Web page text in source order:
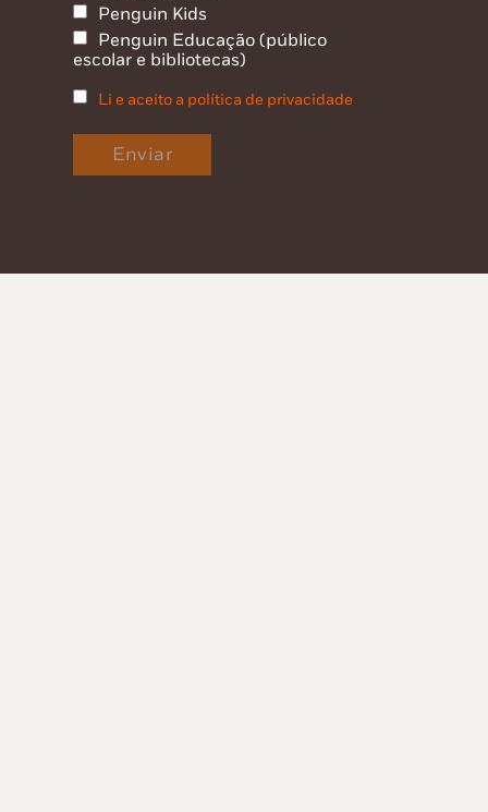
Penguin Kids
Penguin Educação (público
escolar e bibliotecas)
Li e aceito a política de privacidade